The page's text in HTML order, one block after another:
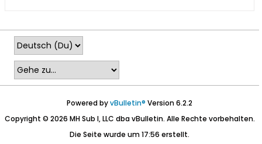
Powered byvBulletin® Version 6.2.2
Copyright © 2026 MH Sub I, LLC dba vBulletin. Alle Rechte vorbehalten.
Die Seite wurde um 17:56 erstellt.